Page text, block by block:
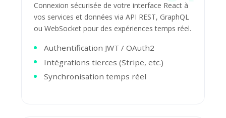
Connexion sécurisée de votre interface React à
vos services et données via API REST, GraphQL
ou WebSocket pour des expériences temps réel.
Authentification JWT / OAuth2
Intégrations tierces (Stripe, etc.)
Synchronisation temps réel